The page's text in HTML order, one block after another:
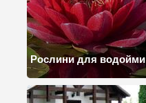
Рослини для водойми